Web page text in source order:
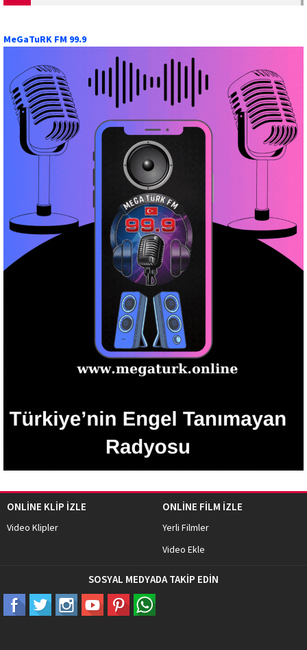
MeGaTuRK FM 99.9
ONLİNE KLİP İZLE
Video Klipler
ONLİNE FİLM İZLE
Yerli Filmler
Video Ekle
SOSYAL MEDYADA TAKİP EDİN